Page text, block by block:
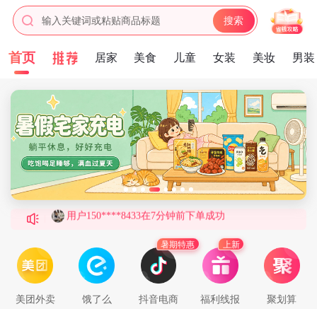
输入关键词或粘贴商品标题 搜索
首页 居家 美食 儿童 女装 美妆 男装
用户180****6313在7分钟前下单成功
用户139****2597在5分钟前下单成功
用户134****3521在9分钟前下单成功
用户177****4627在5分钟前下单成功
用户150****8433在7分钟前下单成功
用户158****4021在9分钟前下单成功
用户156****9301在3分钟前下单成功
用户185****5842在9分钟前下单成功
用户150****8733在8分钟前下单成功
用户131****7480在1分钟前下单成功
用户144****6494在4分钟前下单成功
美团外卖 饿了么 抖音电商
暑期特惠
福利线报
上新
聚划算